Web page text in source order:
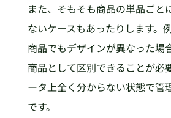
また、そもそも商品の単品ごと
ないケースもあったりします。
商品でもデザインが異なった場
商品として区別できることが必
ータ上全く分からない状態で管
です。